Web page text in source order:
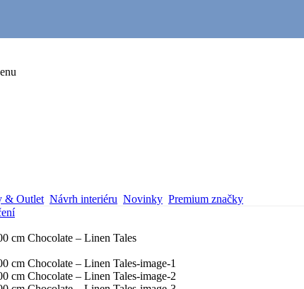
& Outlet Návrh interiéru Novinky Premium značky